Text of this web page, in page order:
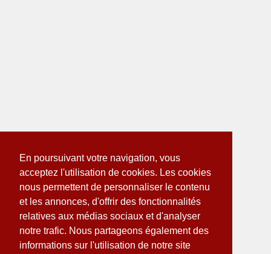
En poursuivant votre navigation, vous
acceptez l'utilisation de cookies. Les cookies
nous permettent de personnaliser le contenu
et les annonces, d'offrir des fonctionnalités
relatives aux médias sociaux et d'analyser
notre trafic. Nous partageons également des
informations sur l'utilisation de notre site